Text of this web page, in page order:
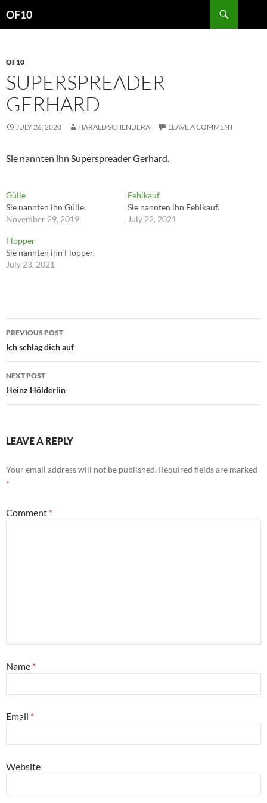
OF10
OF10
SUPERSPREADER
GERHARD
JULY 26, 2020 HARALD SCHENDERA LEAVE A COMMENT
Sie nannten ihn Superspreader Gerhard.
Gülle
Sie nannten ihn Gülle.
November 29, 2019
Fehlkauf
Sie nannten ihn Fehlkauf.
July 22, 2021
Flopper
Sie nannten ihn Flopper.
July 23, 2021
Post
navigation
PREVIOUS POST
Ich schlag dich auf
NEXT POST
Heinz Hölderlin
LEAVE A REPLY
Your email address will not be published. Required fields are marked
*
Comment *
Name *
Email *
Website